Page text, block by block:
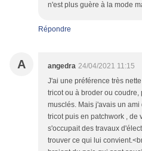
n'est plus guère à la mode
Répondre
A angedra 24/04/2021 11:15
J'ai une préférence très
tricot ou à broder ou
musclés. Mais j'avais un
tricot puis en patchwork , de
s'occupait des travaux
trouver ce qui lui